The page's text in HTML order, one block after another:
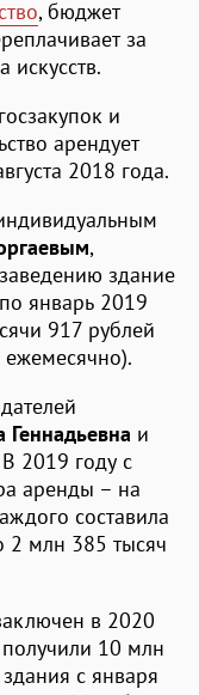
, бюджет
за
и
арендует
2018 года.
,
здание
январь 2019
917 рублей
Геннадьевна и
В 2019 году с
аренды – на
составила
2 млн 385 тысяч
в 2020
получили 10 млн
с января